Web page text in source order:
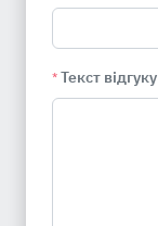
* Текст відгуку